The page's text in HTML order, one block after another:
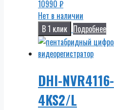
10990 ₽
Нет в наличии
В 1 клик Подробнее
DHI-NVR4116-
4KS2/L